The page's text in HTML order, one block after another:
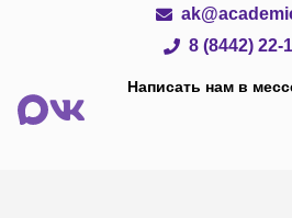
8 (8442) 22-
Написать нам в